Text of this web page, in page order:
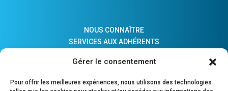
Gérer le consentement
Pour offrir les meilleures expériences, nous utilisons des technologies
NOUS CONNAÎTRE
SERVICES AUX ADHÉRENTS
ADHÉSION
COMPTES MAJEURS PROTÉGÉS